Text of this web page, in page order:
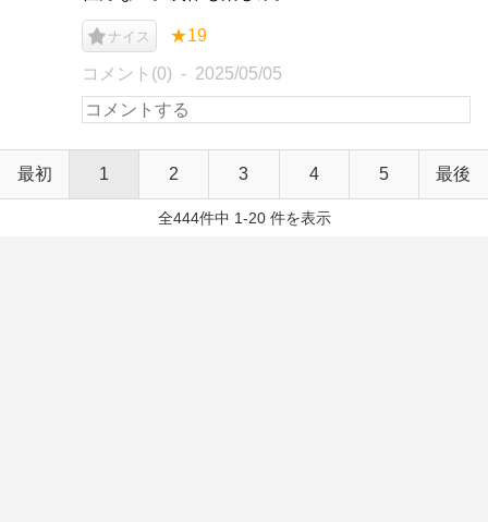
ナイス ★19
コメント(0) 2025/05/05
最初 1 2 3 4 5 最後
全444件中 1-20 件を表示